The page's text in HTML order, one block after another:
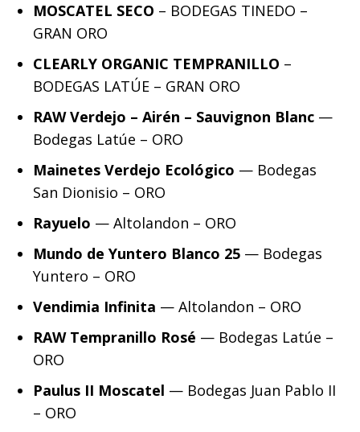
MOSCATEL SECO – BODEGAS TINEDO –
GRAN ORO
CLEARLY ORGANIC TEMPRANILLO –
BODEGAS LATÚE – GRAN ORO
RAW Verdejo – Airén – Sauvignon Blanc —
Bodegas Latúe – ORO
Mainetes Verdejo Ecológico — Bodegas
San Dionisio – ORO
Rayuelo — Altolandon – ORO
Mundo de Yuntero Blanco 25 — Bodegas
Yuntero – ORO
Vendimia Infinita — Altolandon – ORO
RAW Tempranillo Rosé — Bodegas Latúe –
ORO
Paulus II Moscatel — Bodegas Juan Pablo II
– ORO